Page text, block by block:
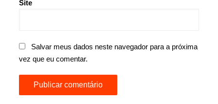
Site
Salvar meus dados neste navegador para a próxima
vez que eu comentar.